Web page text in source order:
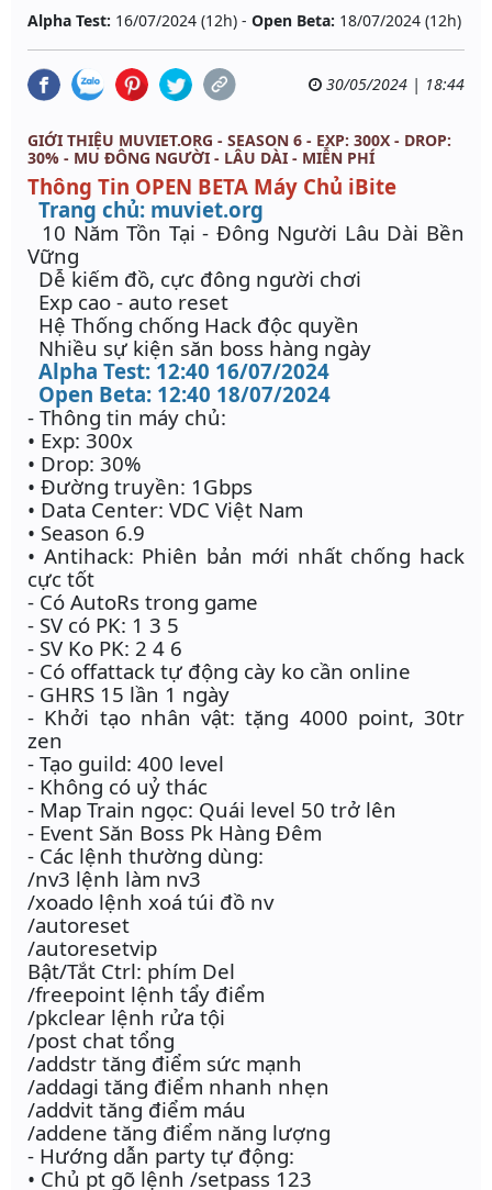
Alpha Test: 16/07/2024 (12h) - Open Beta: 18/07/2024 (12h)
30/05/2024 | 18:44
GIỚI THIỆU MUVIET.ORG - SEASON 6 - EXP: 300X - DROP:
30% - MU ĐÔNG NGƯỜI - LÂU DÀI - MIỄN PHÍ
Thông Tin OPEN BETA Máy Chủ iBite
Trang chủ: muviet.org
10 Năm Tồn Tại - Đông Người Lâu Dài Bền
Vững
Dễ kiếm đồ, cực đông người chơi
Exp cao - auto reset
Hệ Thống chống Hack độc quyền
Nhiều sự kiện săn boss hàng ngày
Alpha Test: 12:40 16/07/2024
Open Beta: 12:40 18/07/2024
- Thông tin máy chủ:
• Exp: 300x
• Drop: 30%
• Đường truyền: 1Gbps
• Data Center: VDC Việt Nam
• Season 6.9
• Antihack: Phiên bản mới nhất chống hack
cực tốt
- Có AutoRs trong game
- SV có PK: 1 3 5
- SV Ko PK: 2 4 6
- Có offattack tự động cày ko cần online
- GHRS 15 lần 1 ngày
- Khởi tạo nhân vật: tặng 4000 point, 30tr
zen
- Tạo guild: 400 level
- Không có uỷ thác
- Map Train ngọc: Quái level 50 trở lên
- Event Săn Boss Pk Hàng Đêm
- Các lệnh thường dùng:
/nv3 lệnh làm nv3
/xoado lệnh xoá túi đồ nv
/autoreset
/autoresetvip
Bật/Tắt Ctrl: phím Del
/freepoint lệnh tẩy điểm
/pkclear lệnh rửa tội
/post chat tổng
/addstr tăng điểm sức mạnh
/addagi tăng điểm nhanh nhẹn
/addvit tăng điểm máu
/addene tăng điểm năng lượng
- Hướng dẫn party tự động:
• Chủ pt gõ lệnh /setpass 123